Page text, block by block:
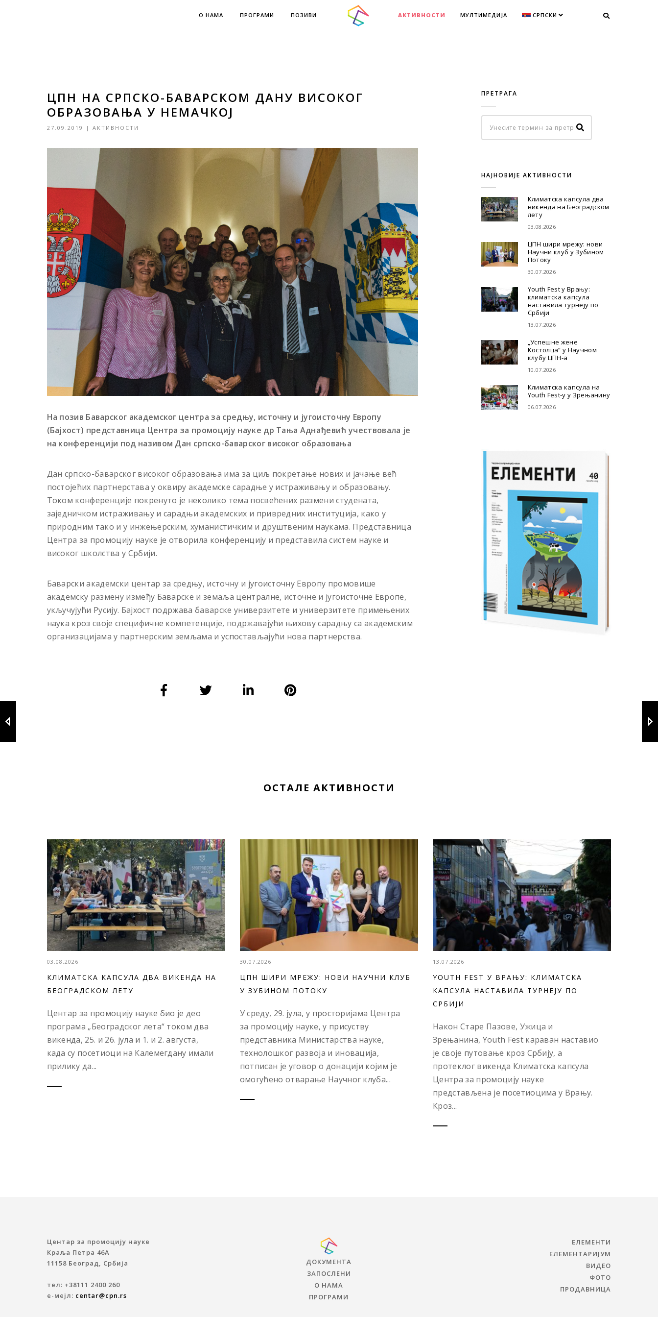
О НАМА ПРОГРАМИ ПОЗИВИ АКТИВНОСТИ МУЛТИМЕДИЈА СРПСКИ
ЦПН НА СРПСКО-БАВАРСКОМ ДАНУ ВИСОКОГ
ОБРАЗОВАЊА У НЕМАЧКОЈ
27.09.2019 | АКТИВНОСТИ
На позив Баварског академског центра за средњу, источну и југоисточну Европу
(Бајхост) представница Центра за промоцију науке др Тања Аднађевић учествовала је
на конференцији под називом Дан српско-баварског високог образовања
Дан српско-баварског високог образовања има за циљ покретање нових и јачање већ
постојећих партнерстава у оквиру академске сарадње у истраживању и образовању.
Током конференције покренуто је неколико тема посвећених размени студената,
заједничком истраживању и сарадњи академских и привредних институција, како у
природним тако и у инжењерским, хуманистичким и друштвеним наукама. Представница
Центра за промоцију науке је отворила конференцију и представила систем науке и
високог школства у Србији.
Баварски академски центар за средњу, источну и југоисточну Европу промовише
академску размену између Баварске и земаља централне, источне и југоисточне Европе,
укључујући Русију. Бајхост подржава баварске универзитете и универзитете примењених
наука кроз своје специфичне компетенције, подржавајући њихову сарадњу са академским
организацијама у партнерским земљама и успостављајући нова партнерства.
ПРЕТРАГА
НАЈНОВИЈЕ АКТИВНОСТИ
Климатска капсула два
викенда на Београдском
лету
03.08.2026
ЦПН шири мрежу: нови
Научни клуб у Зубином
Потоку
30.07.2026
Youth Fest у Врању:
климатска капсула
наставила турнеју по
Србији
13.07.2026
„Успешне жене
Костолца“ у Научном
клубу ЦПН-а
10.07.2026
Климатска капсула на
Youth Fest-у у Зрењанину
06.07.2026
ОСТАЛЕ АКТИВНОСТИ
03.08.2026
КЛИМАТСКА КАПСУЛА ДВА ВИКЕНДА НА
БЕОГРАДСКОМ ЛЕТУ
Центар за промоцију науке био је део
програма „Београдског лета“ током два
викенда, 25. и 26. јула и 1. и 2. августа,
када су посетиоци на Калемегдану имали
прилику да...
30.07.2026
ЦПН ШИРИ МРЕЖУ: НОВИ НАУЧНИ КЛУБ
У ЗУБИНОМ ПОТОКУ
У среду, 29. јула, у просторијама Центра
за промоцију науке, у присуству
представника Министарства науке,
технолошког развоја и иновација,
потписан је уговор о донацији којим је
омогућено отварање Научног клуба...
13.07.2026
YOUTH FEST У ВРАЊУ: КЛИМАТСКА
КАПСУЛА НАСТАВИЛА ТУРНЕЈУ ПО
СРБИЈИ
Након Старе Пазове, Ужица и
Зрењанина, Youth Fest караван наставио
је своје путовање кроз Србију, а
протеклог викенда Климатска капсула
Центра за промоцију науке
представљена је посетиоцима у Врању.
Кроз...
Центар за промоцију науке
Краља Петра 46A
11158 Београд, Србија
тел: +38111 2400 260
е-мејл: centar@cpn.rs
ДОКУМЕНТА
ЗАПОСЛЕНИ
О НАМА
ПРОГРАМИ
ЕЛЕМЕНТИ
ЕЛЕМЕНТАРИЈУМ
ВИДЕО
ФОТО
ПРОДАВНИЦА